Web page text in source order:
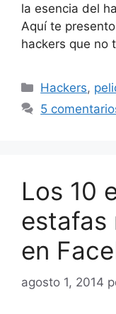
la esencia del
Aquí te
hackers que no
Categorías
Hackers,
5
Los 10
estafas
en
agosto 1, 2014